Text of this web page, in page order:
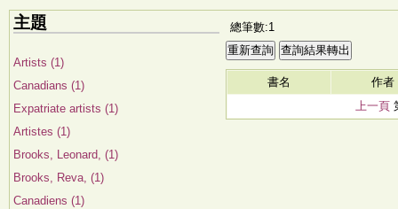
主題
Artists (1)
Canadians (1)
Expatriate artists (1)
Artistes (1)
Brooks, Leonard, (1)
Brooks, Reva, (1)
Canadiens (1)
總筆數:1
書名
作者
上一頁